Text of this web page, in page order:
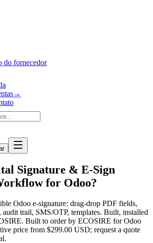
do fornecedor
→
Signature & E-Sign
for Odoo?
Odoo e-signature: drag-drop PDF fields,
trail, SMS/OTP, templates. Built, installed
Built to order by ECOSIRE for Odoo
price from $299.00 USD; request a quote